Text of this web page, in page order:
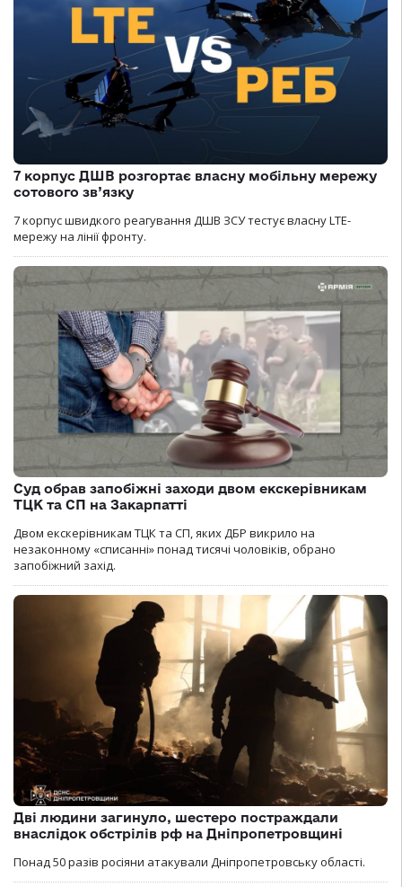
7 корпус ДШВ розгортає власну мобільну мережу
сотового зв’язку
7 корпус швидкого реагування ДШВ ЗСУ тестує власну LTE-
мережу на лінії фронту.
Суд обрав запобіжні заходи двом екскерівникам
ТЦК та СП на Закарпатті
Двом екскерівникам ТЦК та СП, яких ДБР викрило на
незаконному «списанні» понад тисячі чоловіків, обрано
запобіжний захід.
Дві людини загинуло, шестеро постраждали
внаслідок обстрілів рф на Дніпропетровщині
Понад 50 разів росіяни атакували Дніпропетровську області.